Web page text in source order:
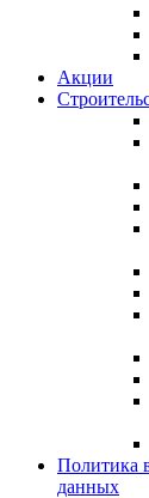
Акции
Политика
данных